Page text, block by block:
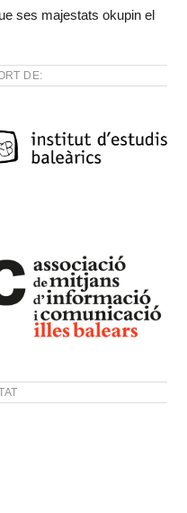
ses majestats okupin el
DE: